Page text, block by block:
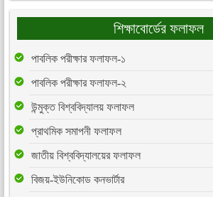
শিক্ষাবোর্ডের ফলাফল
পাবলিক পরীক্ষার ফলাফল-১
পাবলিক পরীক্ষার ফলাফল-২
উন্মুক্ত বিশ্ববিদ্যালয় ফলাফল
প্রাথমিক সমাপনী ফলাফল
জাতীয় বিশ্ববিদ্যালয়ের ফলাফল
বিজয়-ইউনিকোড কনভার্টার